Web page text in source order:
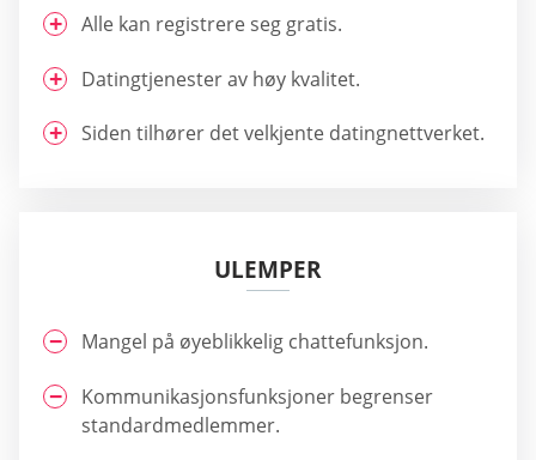
Alle kan registrere seg gratis.
Datingtjenester av høy kvalitet.
Siden tilhører det velkjente datingnettverket.
ULEMPER
Mangel på øyeblikkelig chattefunksjon.
Kommunikasjonsfunksjoner begrenser
standardmedlemmer.